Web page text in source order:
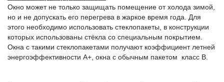
Окно может не только защищать помещение от холода зимой,
но и не допускать его перегрева в жаркое время года. Для
этого необходимо использовать стеклопакеты, в конструкции
которых использованы стёкла со специальным покрытием.
Окна с такими стеклопакетами получают коэффициент летней
энергоэффективности А+, окна с обычным пакетом класс B.